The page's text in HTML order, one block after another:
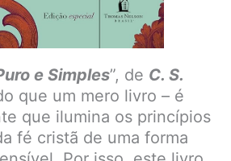
e Simples”, de C. S.
que um mero livro – é
que ilumina os princípios
fé cristã de uma forma